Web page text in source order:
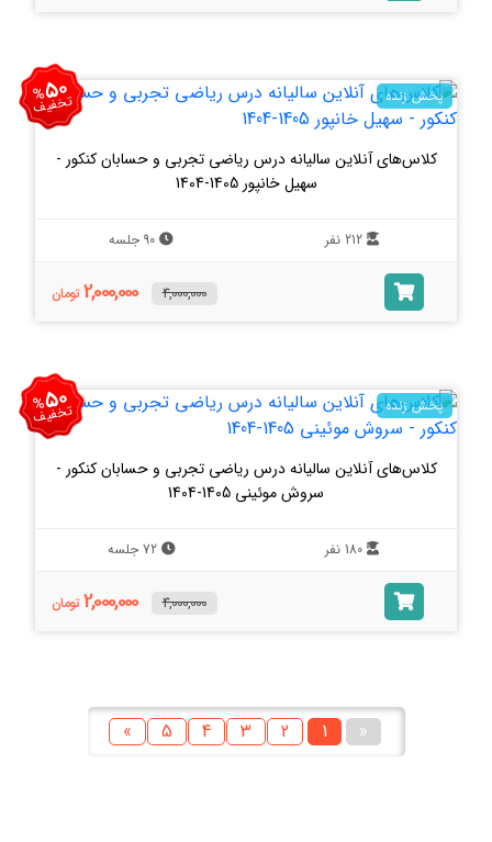
کلاس‌های آنلاین سالیانه درس ریاضی تجربی و حسابان کنکور -
سهیل خانپور 1405-1404
%50
تخفیف پخش زنده
212 نفر 90 جلسه
4,000,000
2,000,000 تومان
کلاس‌های آنلاین سالیانه درس ریاضی تجربی و حسابان کنکور -
سروش موئینی 1405-1404
%50
تخفیف پخش زنده
180 نفر 72 جلسه
4,000,000
2,000,000 تومان
«
1
2
3
4
5
»